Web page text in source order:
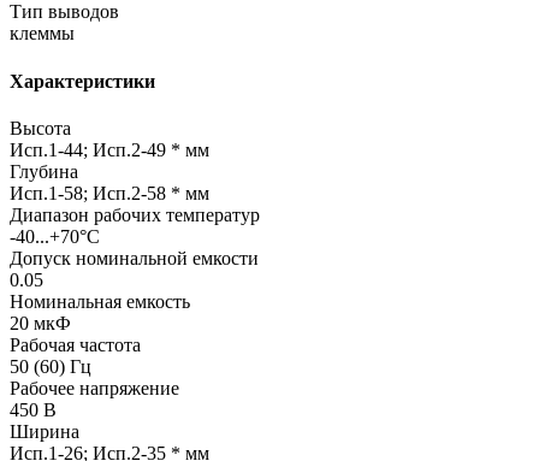
Тип выводов
клеммы
Характеристики
Высота
Исп.1-44; Исп.2-49 * мм
Глубина
Исп.1-58; Исп.2-58 * мм
Диапазон рабочих температур
-40...+70°С
Допуск номинальной емкости
0.05
Номинальная емкость
20 мкФ
Рабочая частота
50 (60) Гц
Рабочее напряжение
450 В
Ширина
Исп.1-26; Исп.2-35 * мм